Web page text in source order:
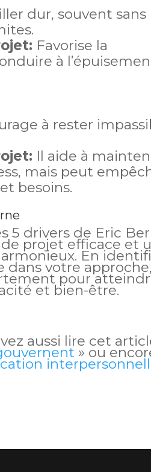
dur, souvent sans
Favorise la
à
à rester
Il aide à
mais peut
besoins.
5 drivers de Eric
projet efficace et
En
votre
pour
et bien-être.
aussi lire cet
» ou